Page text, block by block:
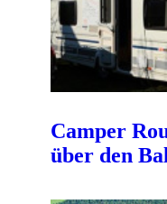
Camper
über den